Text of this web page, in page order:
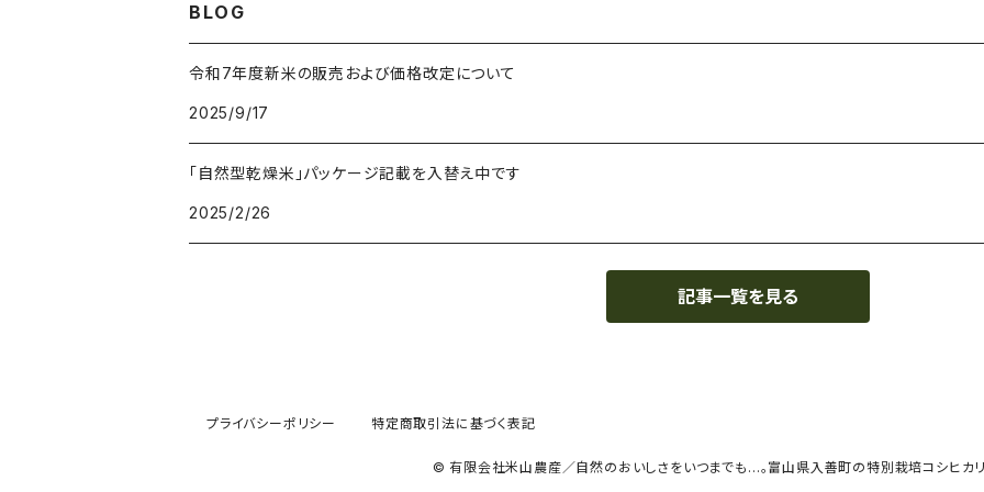
BLOG
令和7年度新米の販売および価格改定について
2025/9/17
「自然型乾燥米」パッケージ記載を入替え中です
2025/2/26
記事一覧を見る
プライバシーポリシー 特定商取引法に基づく表記
© 有限会社米山農産／自然のおいしさをいつまでも…。富山県入善町の特別栽培コシヒカリ